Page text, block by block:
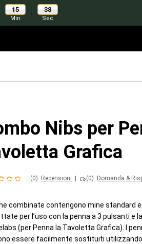
15
Min
: 37
Sec
Nibs per
Grafica
(0) Recensioni (0) Domanda &
combinate contengono mine standard
per l’uso con la penna a 3 pulsanti e
(per Penna la Tavoletta Grafica). I
essere facilmente sostituiti